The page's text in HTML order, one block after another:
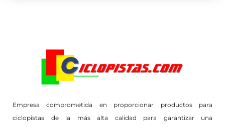
Empresa comprometida en proporcionar productos para
ciclopistas de la más alta calidad para garantizar una